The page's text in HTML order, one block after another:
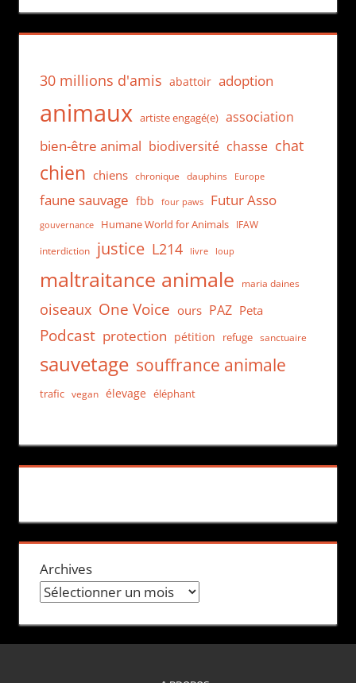
30 millions d'amis abattoir adoption
animaux artiste engagé(e) association
bien-être animal biodiversité chasse chat
chien chiens chronique dauphins Europe
faune sauvage fbb four paws Futur Asso
gouvernance Humane World for Animals IFAW
interdiction justice L214 livre loup
maltraitance animale maria daines
oiseaux One Voice ours PAZ Peta
Podcast protection pétition refuge sanctuaire
sauvetage souffrance animale
trafic vegan élevage éléphant
Archives